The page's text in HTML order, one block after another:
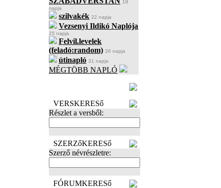
19
napja
szilvakék 22 napja
Vezsenyi Ildikó Naplója
25 napja
Felvil.levelek
(feladó:random) 26 napja
útinapló 31 napja
MÉGTÖBB NAPLÓ
VERSKERESő
Részlet a versből:
SZERZőKERESő
Szerző névrészletre:
FÓRUMKERESő